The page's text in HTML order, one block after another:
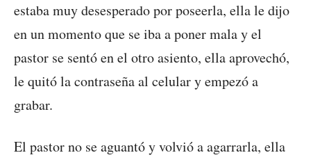
estaba muy desesperado por poseerla, ella le dijo
en un momento que se iba a poner mala y el
pastor se sentó en el otro asiento, ella aprovechó,
le quitó la contraseña al celular y empezó a
grabar.
El pastor no se aguantó y volvió a agarrarla, ella